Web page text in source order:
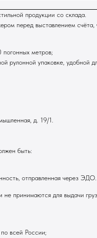
продукции со склада.
перед выставлением счёта,
метров;
рулонной упаковке, удобной
д. 19/1.
быть:
отправленная через ЭДО.
не принимаются для выдачи
всей России;